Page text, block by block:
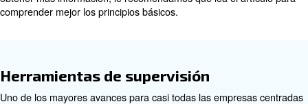
Si actualmente utiliza un compresor de aire de
de imanes permanentes internos (iPM) pueden reducir
energía hasta en un 45 %.